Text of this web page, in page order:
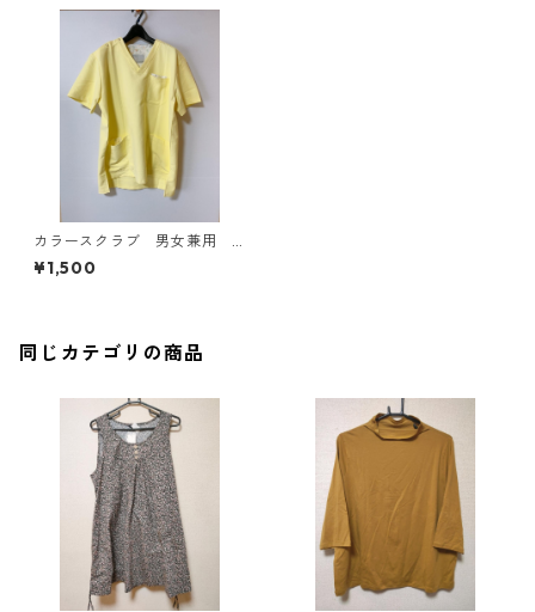
カラースクラブ 男女兼用
ＬＬ レモンイエロー KAE-
4185
¥1,500
同じカテゴリの商品